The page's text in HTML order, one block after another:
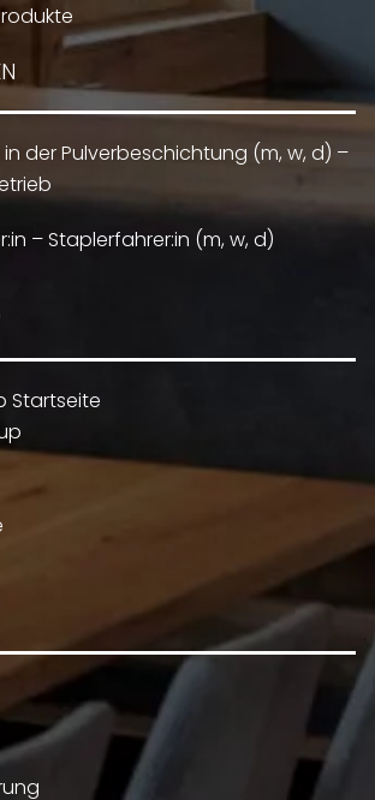
der Pulverbeschichtung (m, w, d) –
– Staplerfahrer:in (m, w, d)
Startseite